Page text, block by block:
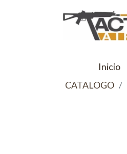
Inicio
CATALOGO